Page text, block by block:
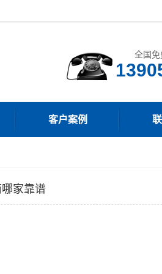
全国免
客户案例
家靠谱